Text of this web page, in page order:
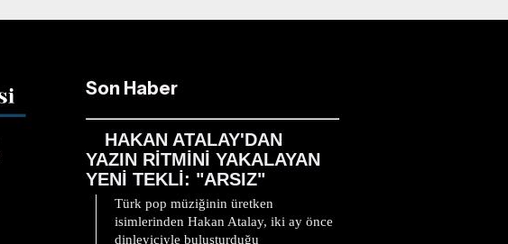
Son Haber
HAKAN ATALAY'DAN
YAZIN RİTMİNİ YAKALAYAN
YENİ TEKLİ: "ARSIZ"
Türk pop müziğinin üretken
isimlerinden Hakan Atalay, iki ay önce
dinleyiciyle buluşturduğu